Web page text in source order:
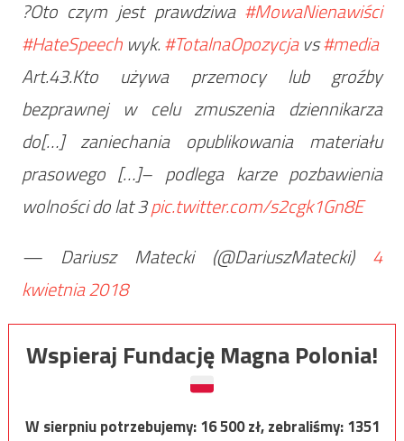
?Oto czym jest prawdziwa #MowaNienawiści
#HateSpeechwyk.#TotalnaOpozycjavs#media
Art.43.Kto używa przemocy lub groźby
bezprawnej w celu zmuszenia dziennikarza
do[…] zaniechania opublikowania materiału
prasowego […]– podlega karze pozbawienia
wolności do lat 3pic.twitter.com/s2cgk1Gn8E
— Dariusz Matecki (@DariuszMatecki) 4
kwietnia 2018
Wspieraj Fundację Magna Polonia!
W sierpniu potrzebujemy:16 500zł, zebraliśmy:1351